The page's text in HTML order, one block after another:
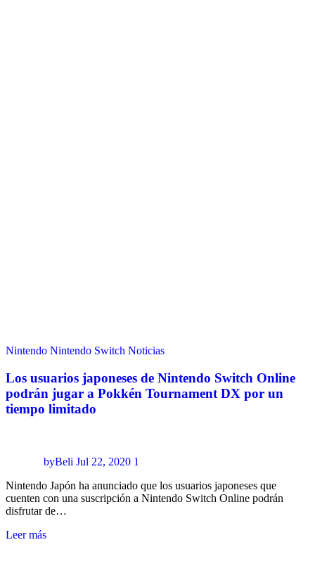
Nintendo Nintendo Switch Noticias
Los usuarios japoneses de Nintendo Switch Online
podrán jugar a Pokkén Tournament DX por un
tiempo limitado
byBeli Jul 22, 2020 1
Nintendo Japón ha anunciado que los usuarios japoneses que
cuenten con una suscripción a Nintendo Switch Online podrán
disfrutar de…
Leer más